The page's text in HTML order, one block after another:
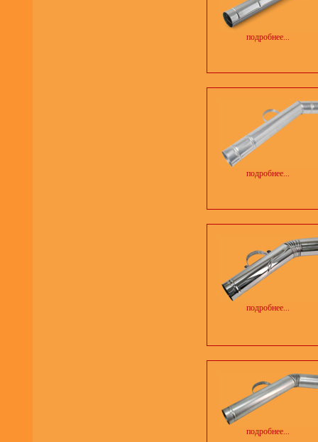
подробнее...
подробнее...
подробнее...
подробнее...